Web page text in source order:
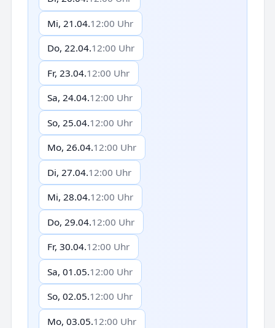
Mi, 21.04.12:00 Uhr
Do, 22.04.12:00 Uhr
Fr, 23.04.12:00 Uhr
Sa, 24.04.12:00 Uhr
So, 25.04.12:00 Uhr
Mo, 26.04.12:00 Uhr
Di, 27.04.12:00 Uhr
Mi, 28.04.12:00 Uhr
Do, 29.04.12:00 Uhr
Fr, 30.04.12:00 Uhr
Sa, 01.05.12:00 Uhr
So, 02.05.12:00 Uhr
Mo, 03.05.12:00 Uhr